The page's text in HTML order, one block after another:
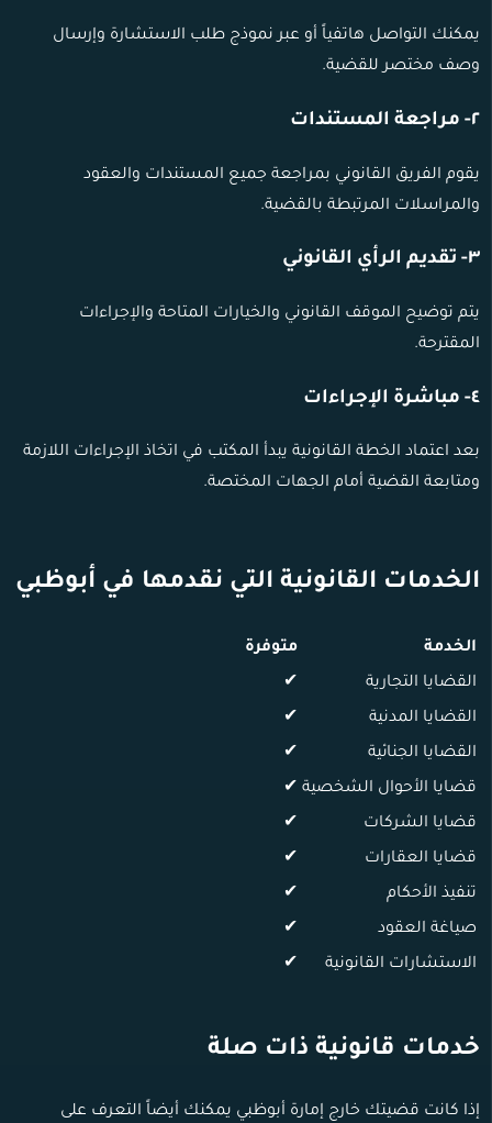
يمكنك التواصل هاتفياً أو عبر نموذج طلب الاستشارة وإرسال
وصف مختصر للقضية.
٢- مراجعة المستندات
يقوم الفريق القانوني بمراجعة جميع المستندات والعقود
والمراسلات المرتبطة بالقضية.
٣- تقديم الرأي القانوني
يتم توضيح الموقف القانوني والخيارات المتاحة والإجراءات
المقترحة.
٤- مباشرة الإجراءات
بعد اعتماد الخطة القانونية يبدأ المكتب في اتخاذ الإجراءات اللازمة
ومتابعة القضية أمام الجهات المختصة.
الخدمات القانونية التي نقدمها في أبوظبي
الخدمة
متوفرة
القضايا التجارية
✔
القضايا المدنية
✔
القضايا الجنائية
✔
قضايا الأحوال الشخصية ✔
قضايا الشركات
✔
قضايا العقارات
✔
تنفيذ الأحكام
✔
صياغة العقود
✔
الاستشارات القانونية
✔
خدمات قانونية ذات صلة
إذا كانت قضيتك خارج إمارة أبوظبي يمكنك أيضاً التعرف على